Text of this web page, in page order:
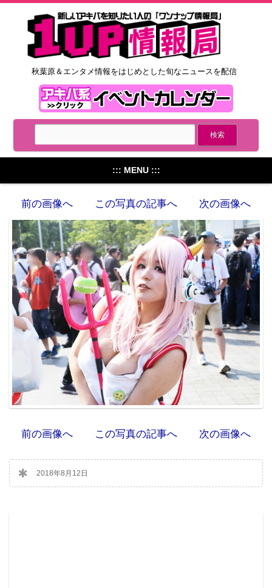
秋葉原＆エンタメ情報をはじめとした旬なニュースを配信
::: MENU :::
前の画像へ この写真の記事へ 次の画像へ
前の画像へ この写真の記事へ 次の画像へ
2018年8月12日